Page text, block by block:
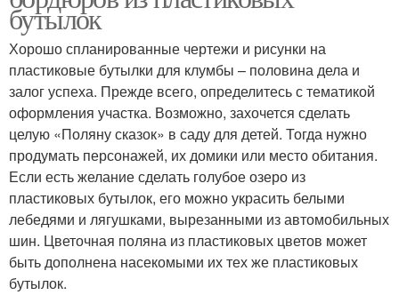
бутылок
Хорошо спланированные чертежи и рисунки на
пластиковые бутылки для клумбы – половина дела и
залог успеха. Прежде всего, определитесь с тематикой
оформления участка. Возможно, захочется сделать
целую «Поляну сказок» в саду для детей. Тогда нужно
продумать персонажей, их домики или место обитания.
Если есть желание сделать голубое озеро из
пластиковых бутылок, его можно украсить белыми
лебедями и лягушками, вырезанными из автомобильных
шин. Цветочная поляна из пластиковых цветов может
быть дополнена насекомыми их тех же пластиковых
бутылок.